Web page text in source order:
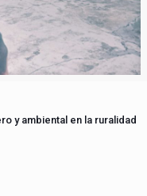
y ambiental en la ruralidad